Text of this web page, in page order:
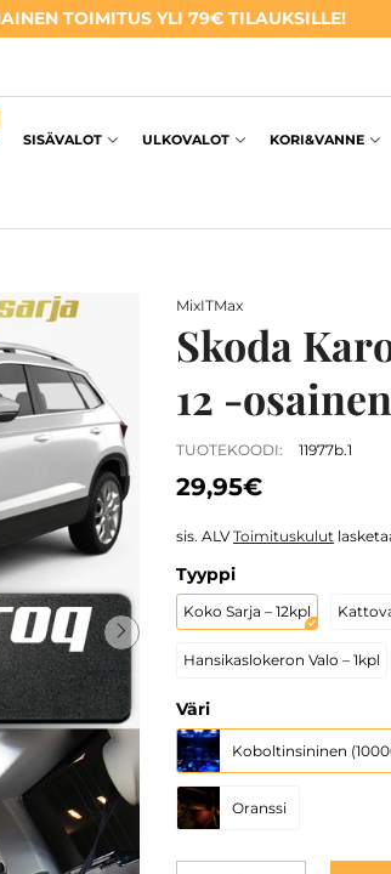
TOIMITUS YLI 79€ TILAUKSILLE!
SISÄVALOT ULKOVALOT KORI&VANNE
MixITMax
Skoda
12 -osainen
TUOTEKOODI: 11977b.1
29,95€
sis. ALVToimituskulut
Tyyppi
Koko Sarja – 12kpl
Hansikaslokeron Valo – 1kpl
Väri
Koboltinsininen
Oranssi